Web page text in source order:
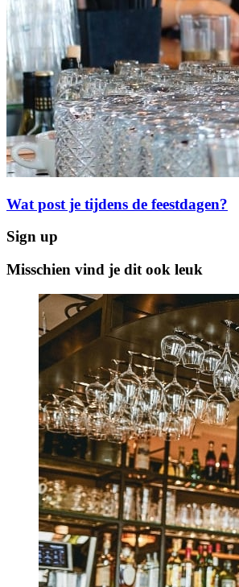
Wat post je tijdens de feestdagen?
Sign up
Misschien vind je dit ook leuk